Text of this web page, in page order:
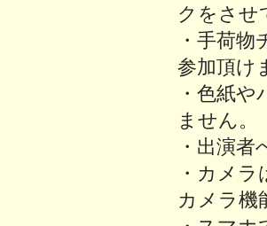
クをさせ
・手荷
参加頂け
・色紙
ません。
・出演
・カメ
カメラ機